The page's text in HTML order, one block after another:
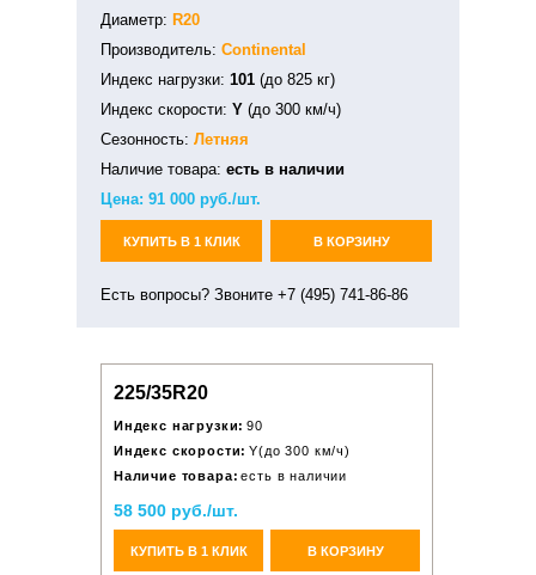
Диаметр: R20
Производитель: Continental
Индекс нагрузки: 101 (до 825 кг)
Индекс скорости: Y (до 300 км/ч)
Сезонность: Летняя
Наличие товара: есть в наличии
Цена: 91 000 руб./шт.
КУПИТЬ В 1 КЛИК В КОРЗИНУ
Есть вопросы? Звоните +7 (495) 741-86-86
225/35R20
Индекс нагрузки: 90
Индекс скорости: Y(до 300 км/ч)
Наличие товара: есть в наличии
58 500 руб./шт.
КУПИТЬ В 1 КЛИК В КОРЗИНУ